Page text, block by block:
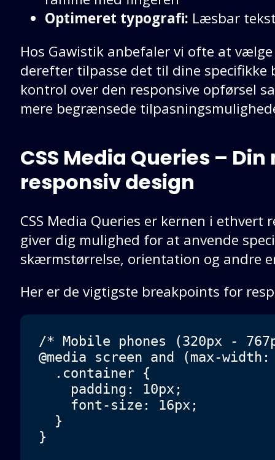
Optimeret typografi: Læsbar
Hos Gawistik anbefaler vi ofte at
derefter tilpasse det til dine specifikke
kontrol over den responsive opførsel
mere begrænsede
CSS Media Queries –
responsiv design
CSS Media Queries er kernen i ethvert
giver dig mulighed for at anvende
skærmstørrelse, orientation og andre
Her er de vigtigste breakpoints for
/* Mobile phones (320px -
@media screen and (max-
  .container {
    padding: 10px;
    font-size: 16px;
  }
}